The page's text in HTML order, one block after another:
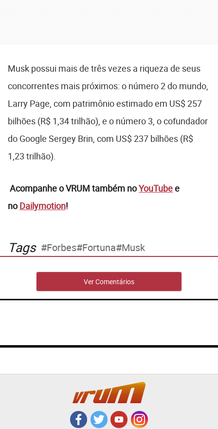
Musk possui mais de três vezes a riqueza de seus
concorrentes mais próximos: o número 2 do mundo,
Larry Page, com patrimônio estimado em US$ 257
bilhões (R$ 1,34 trilhão), e o número 3, o cofundador
do Google Sergey Brin, com US$ 237 bilhões (R$
1,23 trilhão).
Acompanhe o VRUM também noYouTubee
noDailymotion!
Tags Forbes Fortuna Musk
Ver Comentários